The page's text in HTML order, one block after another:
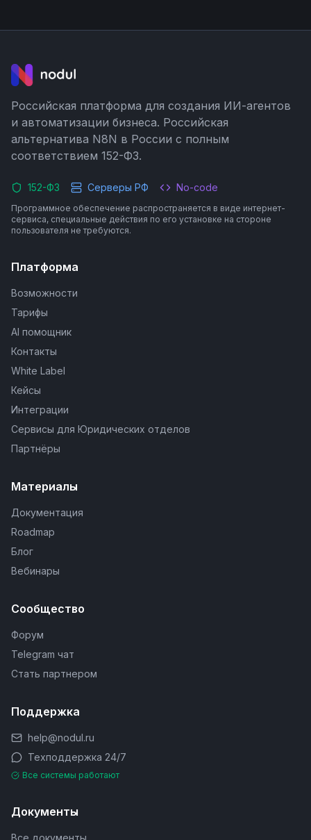
Российская платформа для создания ИИ-агентов
и автоматизации бизнеса. Российская
альтернатива N8N в России с полным
соответствием 152-ФЗ.
152-ФЗ Серверы РФ No-code
Программное обеспечение распространяется в виде интернет-
сервиса, специальные действия по его установке на стороне
пользователя не требуются.
Платформа
Возможности
Тарифы
AI помощник
Контакты
White Label
Кейсы
Интеграции
Сервисы для Юридических отделов
Партнёры
Материалы
Документация
Roadmap
Блог
Вебинары
Сообщество
Форум
Telegram чат
Стать партнером
Поддержка
help@nodul.ru
Техподдержка 24/7
Все системы работают
Документы
Все документы